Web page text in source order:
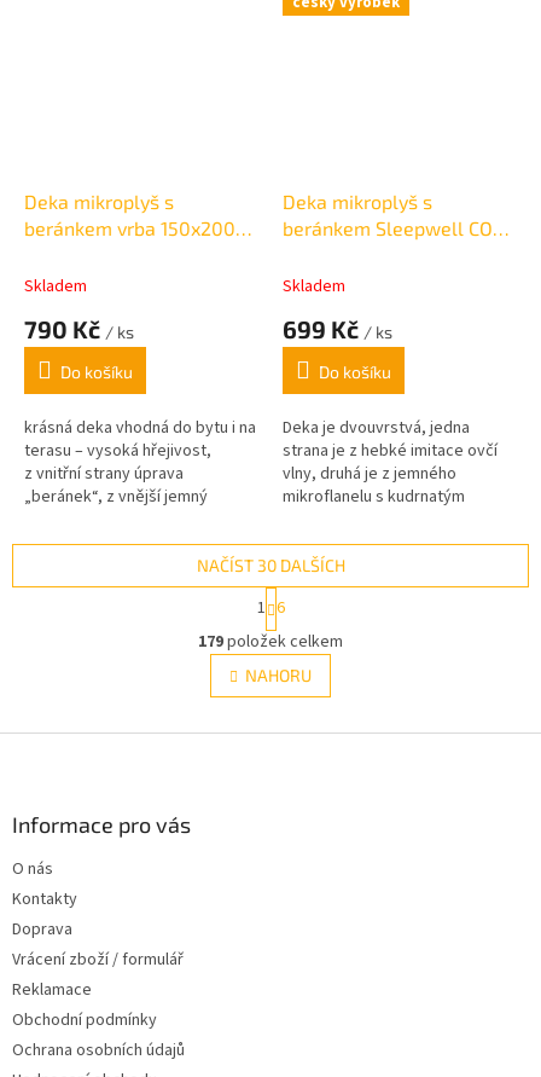
Deka mikroplyš s
beránkem vrba 150x200
Skladem
790 Kč / ks
Do košíku
krásná deka vhodná do bytu i na
terasu – vysoká hřejivost,
z vnitřní strany úprava
„beránek“, z vnější jemný
Deka mikroplyš s
beránkem Sleepwell COZY
Skladem
699 Kč / ks
Do košíku
Deka je dvouvrstvá, jedna
strana je z hebké imitace ovčí
vlny, druhá je z jemného
mikroflanelu s kudrnatým
O
v
l
á
NAČÍST 30 DALŠÍCH
S
t
r
á
n
k
v
1 6
179položek celkem
NAHORU
Informace pro vás
O nás
Kontakty
Doprava
Vrácení zboží / formulář
Reklamace
Obchodní podmínky
Ochrana osobních údajů